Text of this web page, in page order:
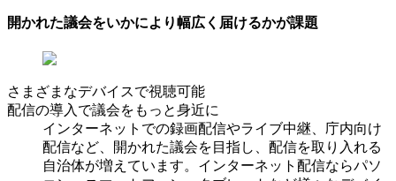
開かれた議会をいかにより幅広く届けるかが課題
さまざまなデバイスで視聴可能
配信の導入で議会をもっと身近に
インターネットでの録画配信やライブ中継、庁内向け
配信など、開かれた議会を目指し、配信を取り入れる
自治体が増えています。インターネット配信ならパソ